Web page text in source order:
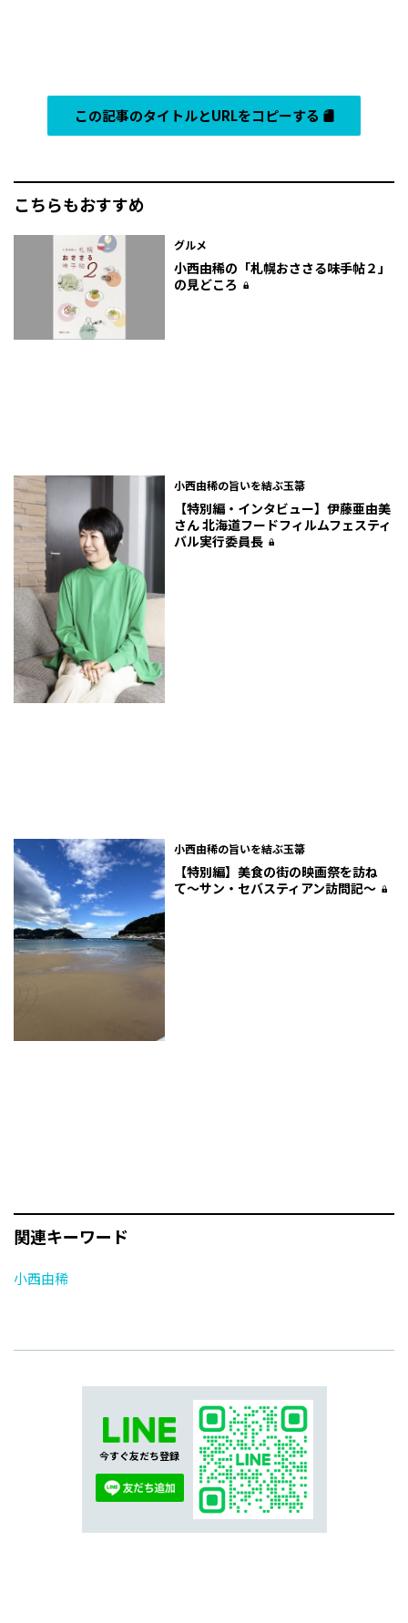
この記事のタイトルとURLをコピーする
こちらもおすすめ
グルメ
小西由稀の「札幌おささる味手帖２」
の見どころ
小西由稀の旨いを結ぶ玉箒
【特別編・インタビュー】伊藤亜由美
さん 北海道フードフィルムフェスティ
バル実行委員長
小西由稀の旨いを結ぶ玉箒
【特別編】美食の街の映画祭を訪ね
て〜サン・セバスティアン訪問記～
関連キーワード
小西由稀
今すぐ友だち登録